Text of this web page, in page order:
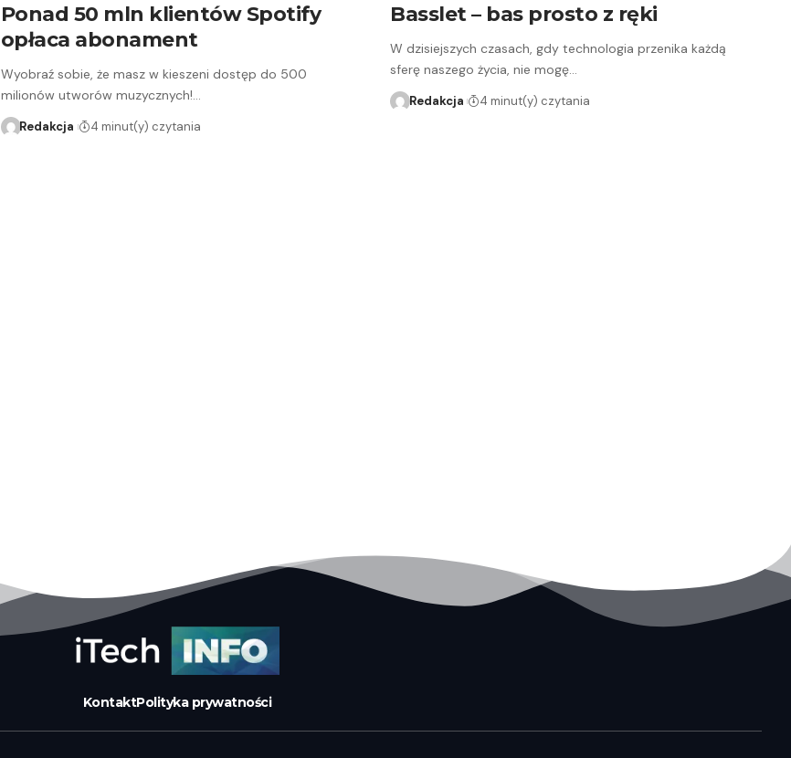
Ponad 50 mln klientów Spotify
opłaca abonament
Wyobraź sobie, że masz w kieszeni dostęp do 500
milionów utworów muzycznych!…
Redakcja 4 minut(y) czytania
Basslet – bas prosto z ręki
W dzisiejszych czasach, gdy technologia przenika każdą
sferę naszego życia, nie mogę…
Redakcja 4 minut(y) czytania
KontaktPolityka prywatności